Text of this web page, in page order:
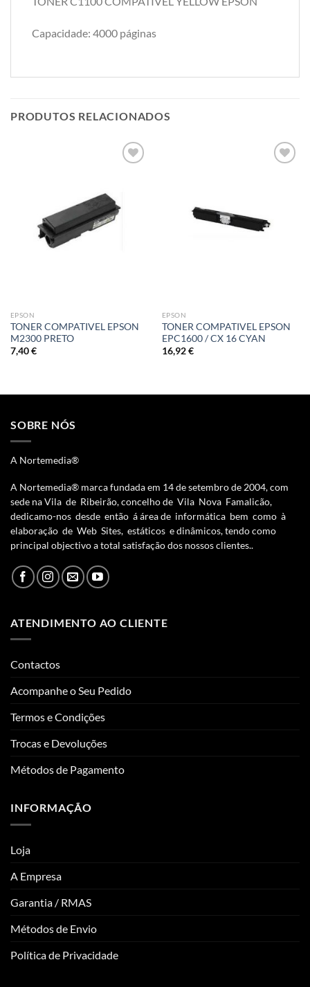
Capacidade: 4000 páginas
PRODUTOS RELACIONADOS
EPSON
TONER COMPATIVEL EPSON
M2300 PRETO
7,40€
EPSON
TONER COMPATIVEL EPSON
EPC1600 / CX 16 CYAN
16,92€
SOBRE NÓS
A Nortemedia®
A Nortemedia® marca fundada em 14 de setembro de 2004, com
sede na Vila de Ribeirão, concelho de Vila Nova Famalicão,
dedicamo-nos desde então á área de informática bem como à
elaboração de Web Sites, estáticos e dinâmicos, tendo como
principal objectivo a total satisfação dos nossos clientes..
ATENDIMENTO AO CLIENTE
Contactos
Acompanhe o Seu Pedido
Termos e Condições
Trocas e Devoluções
Métodos de Pagamento
INFORMAÇÃO
Loja
A Empresa
Garantia / RMAS
Métodos de Envio
Política de Privacidade